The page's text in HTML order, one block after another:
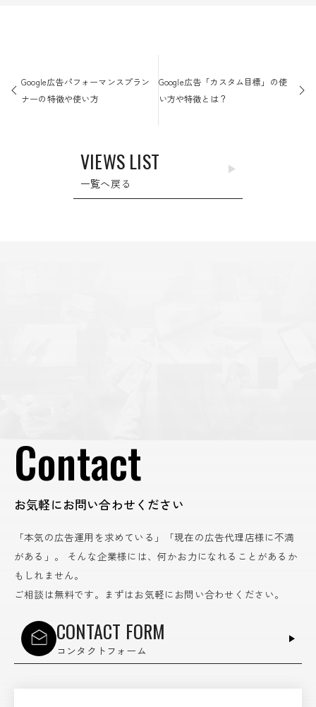
ナ
ビ
Google広告パフォーマンスプラン
ナーの特徴や使い方
Google広告「カスタム目標」の使
い方や特徴とは？
VIEWS LIST
一覧へ戻る
Contact
お気軽にお問い合わせください
「本気の広告運用を求めている」「現在の広告代理店様に不満
がある」。
そんな企業様には、何かお力になれることがあるか
もしれません。
ご相談は無料です。まずはお気軽にお問い合わせください。
CONTACT FORM
コンタクトフォーム